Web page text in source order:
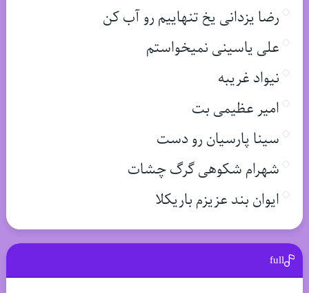
رضا یزدانی یخ تنهاییم رو آب کن
علی یاسینی نمیخواستم
نیواد غریبه
امیر عظیمی بت
سینا پارسیان رو دست
شهرام شکوهی گرگ چشات
ایوان بند عزیزم باریکلا
full